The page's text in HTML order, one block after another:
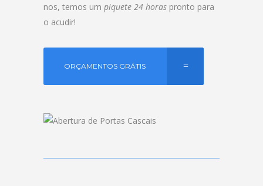
nos, temos um piquete 24 horas pronto para
o acudir!
ORÇAMENTOS GRÁTIS